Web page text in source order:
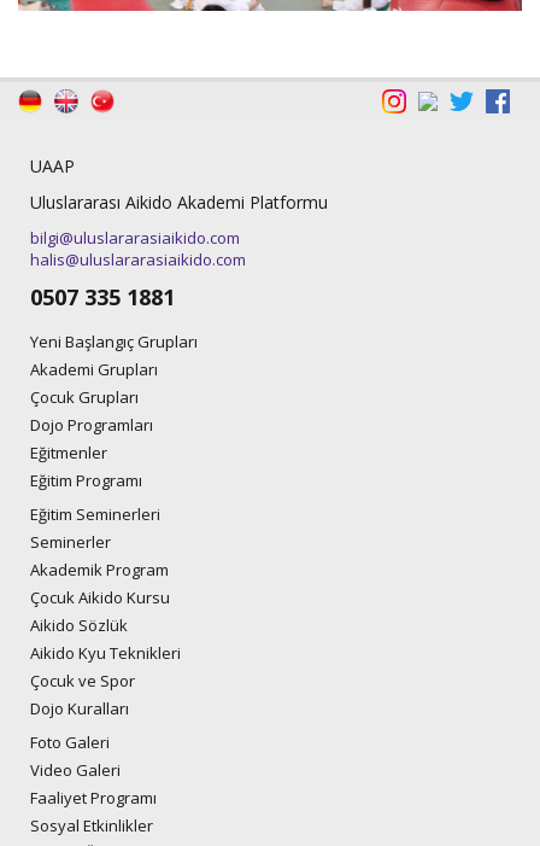
UAAP
Uluslararası Aikido Akademi Platformu
bilgi@uluslararasiaikido.com
halis@uluslararasiaikido.com
0507 335 1881
Yeni Başlangıç Grupları
Akademi Grupları
Çocuk Grupları
Dojo Programları
Eğitmenler
Eğitim Programı
Eğitim Seminerleri
Seminerler
Akademik Program
Çocuk Aikido Kursu
Aikido Sözlük
Aikido Kyu Teknikleri
Çocuk ve Spor
Dojo Kuralları
Foto Galeri
Video Galeri
Faaliyet Programı
Sosyal Etkinlikler